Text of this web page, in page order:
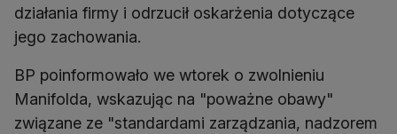
działania firmy i odrzucił oskarżenia dotyczące
jego zachowania.
BP poinformowało we wtorek o zwolnieniu
Manifolda, wskazując na "poważne obawy"
związane ze "standardami zarządzania, nadzorem